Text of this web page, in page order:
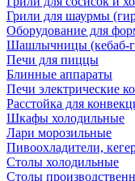
Грили для шаурмы
Оборудование для
Шашлычницы (кебаб-
Печи для пиццы
Блинные аппараты
Печи электрические
Расстойка для
Шкафы холодильные
Лари морозильные
Пивоохладители,
Столы холодильные
Столы